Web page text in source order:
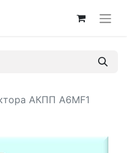
АКПП A6MF1